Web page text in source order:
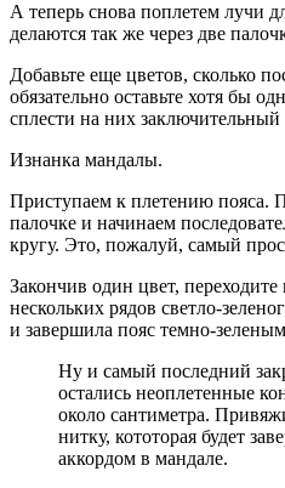
А теперь снова поплетем лучи
делаются так же через две
Добавьте еще цветов, сколько
обязательно оставьте хотя бы
сплести на них
Изнанка мандалы.
Приступаем к плетению пояса.
палочке и начинаем
кругу. Это, пожалуй, самый
Закончив один цвет,
нескольких рядов светло-
и завершила пояс темно-
Ну и самый последний
остались неоплетенные
около сантиметра.
нитку, кототорая будет
аккордом в мандале.